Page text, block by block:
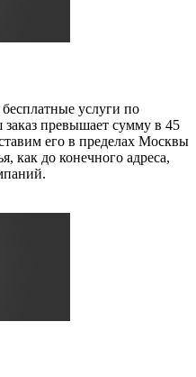
услуги по
заказ превышает сумму в 45
его в пределах Москвы
как до конечного адреса,